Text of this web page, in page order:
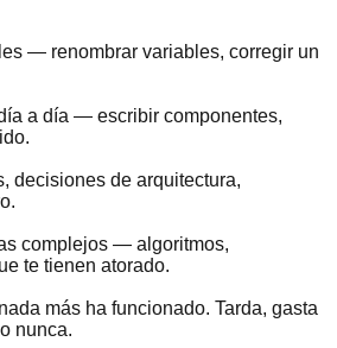
— renombrar variables, corregir un
a día — escribir componentes,
decisiones de arquitectura,
complejos — algoritmos,
te tienen atorado.
más ha funcionado. Tarda, gasta
nunca.